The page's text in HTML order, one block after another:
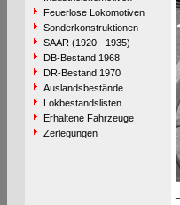
Feuerlose Lokomotiven
Sonderkonstruktionen
SAAR (1920 - 1935)
DB-Bestand 1968
DR-Bestand 1970
Auslandsbestände
Lokbestandslisten
Erhaltene Fahrzeuge
Zerlegungen